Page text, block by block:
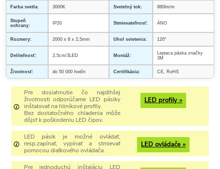
Farba svetla: 3000K Svetelný tok: 880lm/m
Stupeň
ochrany:
IP20 Stmievateľnosť: ÁNO
Rozmery: 2000 x 8 x 2,5mm Uhol svietenia: 120°
Deliteľnosť: 2,5cm/3LED Montáž:
Lepiaca páska značky
3M
Životnosť: do 50 000 hodín Certifikácia: CE, RoHS
Pre dosiahnutie čo najdlhšej
životnosti odporúčame LED pásiky
inštalovať na hliníkové profily.
Bez dostatočného chladenia môže
dôjsť k poškodeniu LED čipov.
LED profily »
LED pásik je možné ovládať,
resp.zapínať, vypínať a stmievať
pomocou diaľkového ovládača.
LED ovládače »
Pre jednoduchú inštaláciu LED